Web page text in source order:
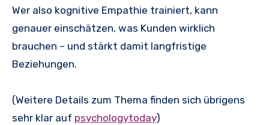
Wer also kognitive Empathie trainiert, kann
genauer einschätzen, was Kunden wirklich
brauchen – und stärkt damit langfristige
Beziehungen.
(Weitere Details zum Thema finden sich übrigens
sehr klar auf psychologytoday)